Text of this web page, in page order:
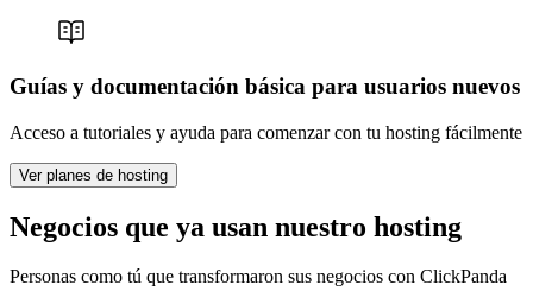
Guías y documentación básica para usuarios nuevos
Acceso a tutoriales y ayuda para comenzar con tu hosting fácilmente
Ver planes de hosting
Negocios que ya usan nuestro hosting
Personas como tú que transformaron sus negocios con ClickPanda